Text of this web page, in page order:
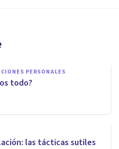
PERSONALES
todo?
las tácticas sutiles